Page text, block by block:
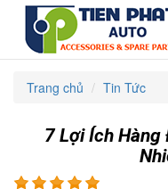
Trang chủ Tin Tức
7 Lợi Ích Hàng